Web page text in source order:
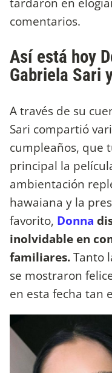
comentarios.
Así está hoy
Gabriela Sari
A través de su
Sari compartió
cumpleaños, que
principal la
ambientación
hawaiana y la
favorito, Donna
inolvidable en
familiares.Tanto
se mostraron
en esta fecha tan